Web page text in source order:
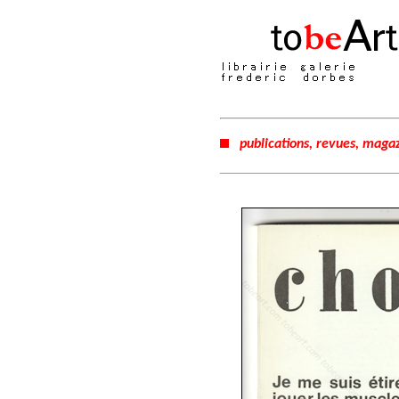
publications, revues,